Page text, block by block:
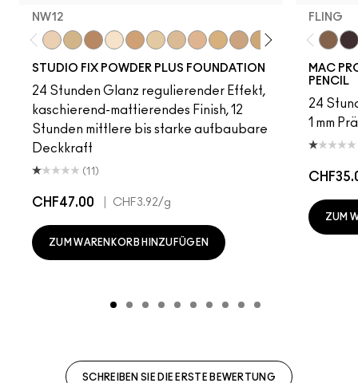
NW12
STUDIO FIX POWDER PLUS FOUNDATION
24 Stunden Glanz regulierender Effekt,
kaschierend-mattierendes Finish, 12
Stunden mittlere bis starke aufbaubare
Deckkraft
(11)
CHF47.00 CHF3.92/g
ZUM WARENKORB HINZUFÜGEN
FLING
MAC
PENCIL
24
1 mm
ZUM
SCHREIBEN SIE DIE ERSTE BEWERTUNG